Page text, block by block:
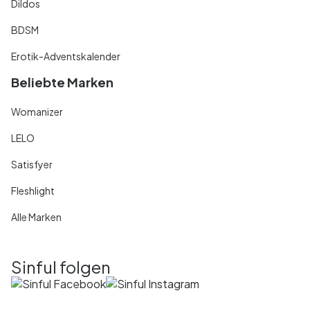
Dildos
BDSM
Erotik-Adventskalender
Beliebte Marken
Womanizer
LELO
Satisfyer
Fleshlight
Alle Marken
Sinful folgen